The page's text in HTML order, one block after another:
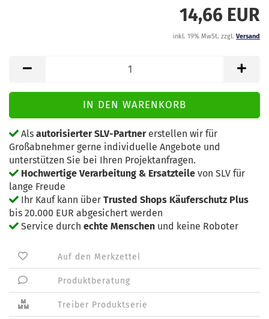
14,66 EUR
inkl. 19% MwSt. zzgl. Versand
Als autorisierter SLV-Partnererstellen wir für
Großabnehmer gerne individuelle Angebote und
unterstützen Sie bei Ihren Projektanfragen.
Hochwertige Verarbeitung & Ersatzteile von SLV für
lange Freude
Ihr Kauf kann über Trusted Shops Käuferschutz Plus
bis 20.000 EUR abgesichert werden
Service durch echte Menschen und keine Roboter
Auf den Merkzettel
Produktberatung
Treiber Produktserie